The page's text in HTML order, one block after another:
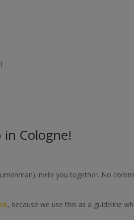
Cologne!
invite you together. No
, because we use this as a guideline